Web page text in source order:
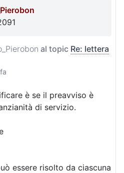
al topic Re: lettera
è se il preavviso è
di servizio.
essere risolto da ciascuna